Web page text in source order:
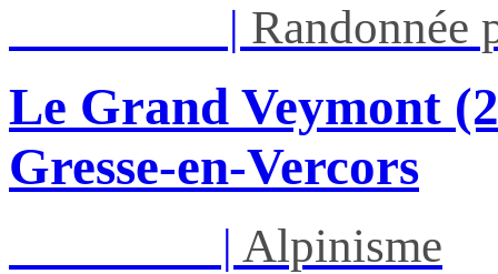
| Randonnée
Le Grand Veymont
Gresse-en-Vercors
| Alpinisme